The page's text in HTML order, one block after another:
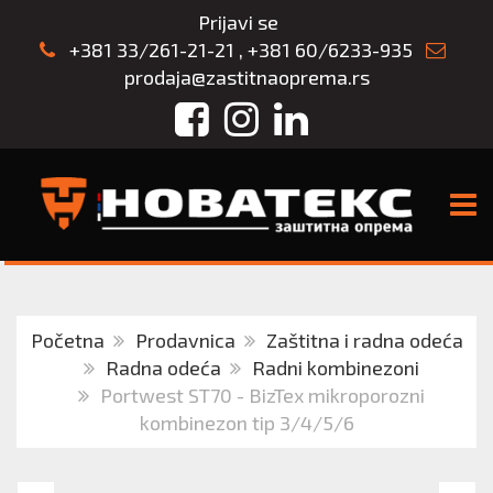
Prijavi se
+381 33/261-21-21 , +381 60/6233-935
prodaja@zastitnaoprema.rs
FacebookInstagram
LinkedIn
Početna Prodavnica
Zaštitna i radna odeća
Radna odeća
Radni kombinezoni
Portwest ST70 - BizTex mikroporozni
kombinezon tip 3/4/5/6